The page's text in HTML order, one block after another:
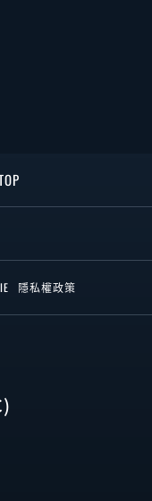
隱私權政策